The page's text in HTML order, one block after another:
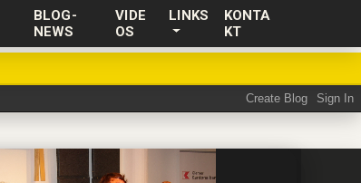
BLOG-
NEWS
VIDE
OS
LINKS
KONTA
KT